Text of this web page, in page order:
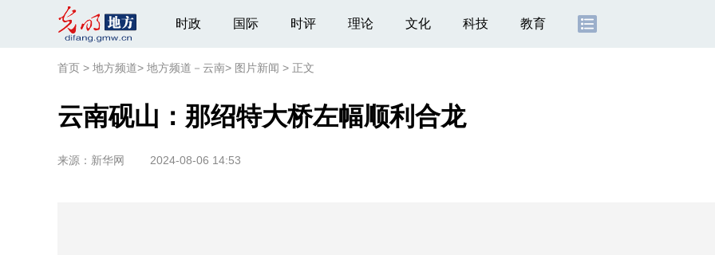
时政 国际 时评 理论 文化 科技 教育
首页 > 地方频道> 地方频道－云南> 图片新闻 > 正文
云南砚山：那绍特大桥左幅顺利合龙
来源： 新华网 2024-08-06 14:53